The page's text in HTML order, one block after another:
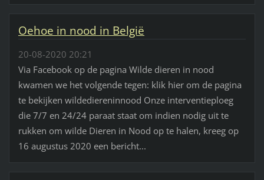
Oehoe in nood in België
20-08-2020 20:21
Via Facebook op de pagina Wilde dieren in nood
kwamen we het volgende tegen: klik hier om de pagina
te bekijken wildediereninnood Onze interventieploeg
die 7/7 en 24/24 paraat staat om indien nodig uit te
rukken om wilde Dieren in Nood op te halen, kreeg op
16 augustus 2020 een bericht...